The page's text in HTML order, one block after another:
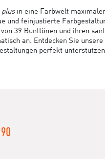
plusin eine Farbwelt
und feinjustierte
39 Bunttönen und ihren
an. Entdecken Sie unsere
perfekt